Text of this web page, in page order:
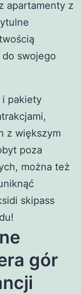
apartamenty z
swojego
i pakiety
z większym
poza
można też
skipass
gór